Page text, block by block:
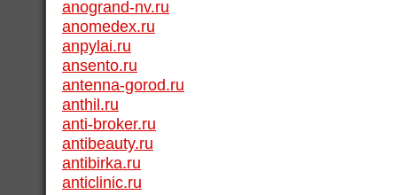
anogrand-nv.ru
anomedex.ru
anpylai.ru
ansento.ru
antenna-gorod.ru
anthil.ru
anti-broker.ru
antibeauty.ru
antibirka.ru
anticlinic.ru